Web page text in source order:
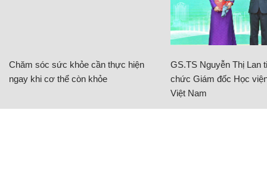
Chăm sóc sức khỏe cần thực hiện
ngay khi cơ thể còn khỏe
GS.TS Nguyễn Thị Lan
chức Giám đốc Học
Việt Nam